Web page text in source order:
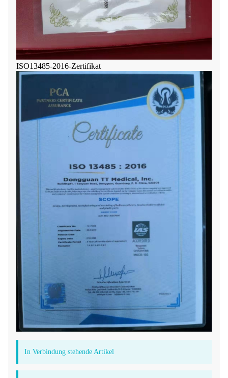
ISO13485-2016-Zertifikat
In Verbindung stehende Artikel